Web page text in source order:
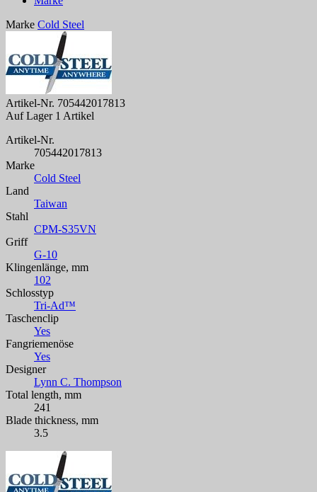
Marke Cold Steel
Artikel-Nr. 705442017813
Auf Lager 1 Artikel
Artikel-Nr.
705442017813
Marke
Cold Steel
Land
Taiwan
Stahl
CPM-S35VN
Griff
G-10
Klingenlänge, mm
102
Schlosstyp
Tri-Ad™
Taschenclip
Yes
Fangriemenöse
Yes
Designer
Lynn C. Thompson
Total length, mm
241
Blade thickness, mm
3.5